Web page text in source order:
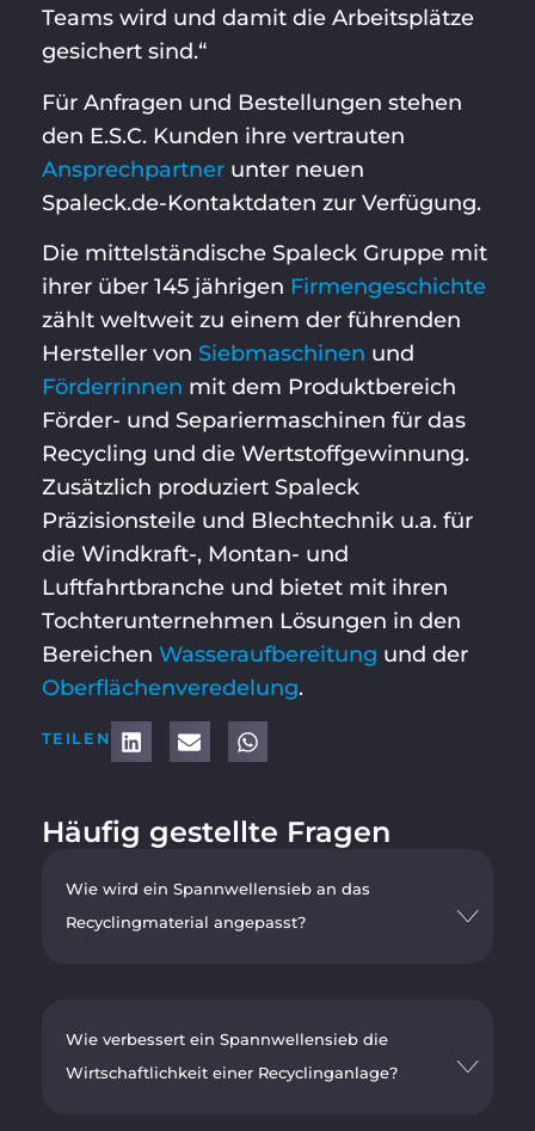
Teams wird und damit die Arbeitsplätze
gesichert sind.“
Für Anfragen und Bestellungen stehen
den E.S.C. Kunden ihre vertrauten
Ansprechpartnerunter neuen
Spaleck.de-Kontaktdaten zur Verfügung.
Die mittelständische Spaleck Gruppe mit
ihrer über 145 jährigen Firmengeschichte
zählt weltweit zu einem der führenden
Hersteller von Siebmaschinen und
Förderrinnen mit dem Produktbereich
Förder- und Separiermaschinen für das
Recycling und die Wertstoffgewinnung.
Zusätzlich produziert Spaleck
Präzisionsteile und Blechtechnik u.a. für
die Windkraft-, Montan- und
Luftfahrtbranche und bietet mit ihren
Tochterunternehmen Lösungen in den
Bereichen Wasseraufbereitung und der
Oberflächenveredelung.
TEILEN
Häufig gestellte Fragen
Wie wird ein Spannwellensieb an das
Recyclingmaterial angepasst?
Wie verbessert ein Spannwellensieb die
Wirtschaftlichkeit einer Recyclinganlage?